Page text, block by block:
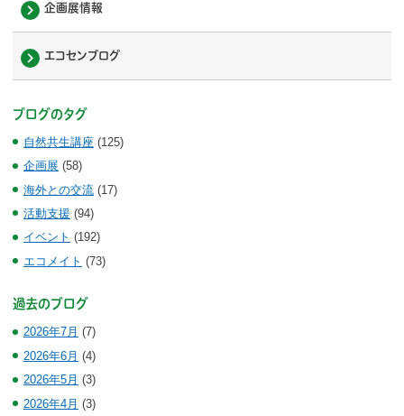
企画展情報
エコセンブログ
ブログのタグ
自然共生講座 (125)
企画展 (58)
海外との交流 (17)
活動支援 (94)
イベント (192)
エコメイト (73)
過去のブログ
2026年7月 (7)
2026年6月 (4)
2026年5月 (3)
2026年4月 (3)